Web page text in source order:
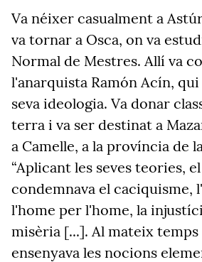
Va néixer casualment a
va tornar a Osca, on va
Normal de Mestres. Allí va
l'anarquista Ramón Acín,
seva ideologia. Va donar
terra i va ser destinat a
a Camelle, a la província de
“Aplicant les seves teories,
condemnava el caciquisme,
l'home per l'home, la
misèria [...]. Al mateix temps
ensenyava les nocions